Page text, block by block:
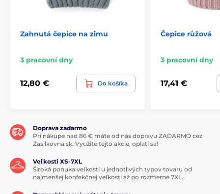
Zahnutá čepice na zimu
3 pracovní dny
12,80 € Do košíka
Čepice růžová
3 pracovní dny
17,41 €
Doprava zadarmo
Pri nákupe nad 86 € máte od nás dopravu ZADARMO cez
Zasilkovna.sk. Využite tejto akcie, oplatí sa!
Veľkosti XS-7XL
Široká ponuka veľkostí u jednotlivých typov tovaru od
najmenšej konfekčnej veľkosti až po rozmerné 7XL.